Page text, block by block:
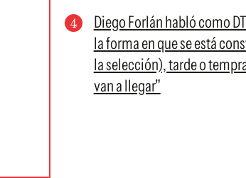
Diego Forlán habló como
la forma en que se está
la selección), tarde o
van a llegar"